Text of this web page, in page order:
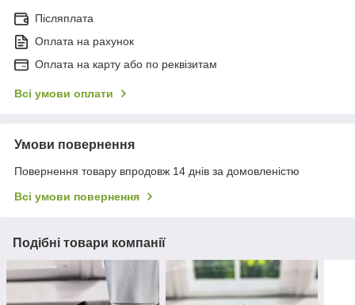
Післяплата
Оплата на рахунок
Оплата на карту або по реквізитам
Всі умови оплати
Умови повернення
Повернення товару впродовж 14 днів за домовленістю
Всі умови повернення
Подібні товари компанії